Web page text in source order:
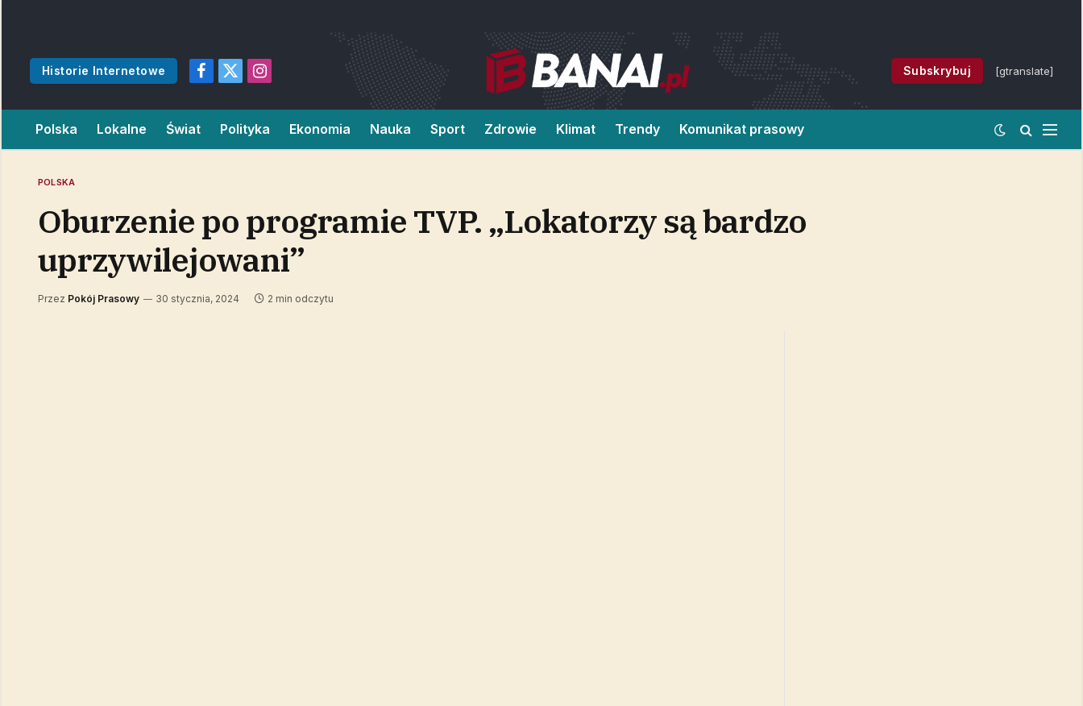
Historie Internetowe
Facebook
X
Instagram
Subskrybuj [gtranslate]
Polska Lokalne Świat Polityka Ekonomia Nauka Sport Zdrowie Klimat Trendy Komunikat prasowy
POLSKA
Oburzenie po programie TVP. „Lokatorzy są bardzo
uprzywilejowani”
Przez Pokój Prasowy 30 stycznia, 2024 2 min odczytu